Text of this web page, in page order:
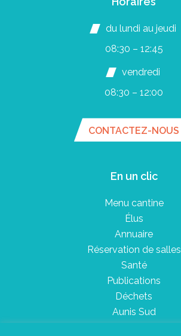
du lundi au jeudi
08:30 – 12:45
vendredi
08:30 – 12:00
CONTACTEZ-NOUS
En un clic
Menu cantine
Élus
Annuaire
Réservation de salles
Santé
Publications
Déchets
Aunis Sud